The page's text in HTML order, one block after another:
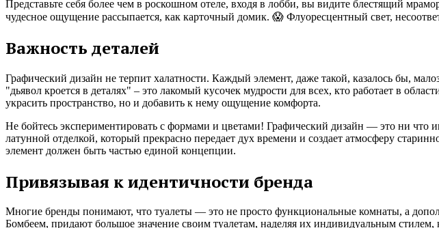
Представьте себя более чем в роскошном отеле, входя в лобби, вы видите блестящий
чудесное ощущение рассыпается, как карточный домик. 😱 Флуоресцентный свет,
Важность деталей
Графический дизайн не терпит халатности. Каждый элемент, даже такой, казалось бы,
"дьявол кроется в деталях" – это лакомый кусочек мудрости для всех, кто работает в
украсить пространство, но и добавить к нему ощущение комфорта.
Не бойтесь экспериментировать с формами и цветами! Графический дизайн — это ни что
латунной отделкой, который прекрасно передает дух времени и создает атмосферу
элемент должен быть частью единой концепции.
Привязывая к идентичности бренда
Многие бренды понимают, что туалеты — это не просто функциональные комнаты, а
Бомбеем, придают большое значение своим туалетам, наделяя их индивидуальным стилем,